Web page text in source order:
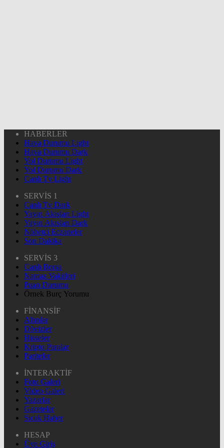
HABERLER
Hava Durumu Light
Hava Durumu Dark
Yol Durumu Light
Yol Durumu Dark
Canlı Tv Light
SERVİS 1
Canlı Tv Dark
Yayın Akışları Light
Yayın Akışları Dark
Nöbetçi Eczaneler
Son Dakika
SERVİS 3
Canlı Borsa
Namaz Vakitleri
Puan Durumu
Örnek Burç Yorumu
FİNANSİF
Altınlar
Dövizler
Hisseler
Kripto Paralar
Pariteler
İNTERAKTİF
Foto Galeri
Video Galeri
Yazarlar
Gazeteler
Sıcak Haber
HESAP
Üye Giriş